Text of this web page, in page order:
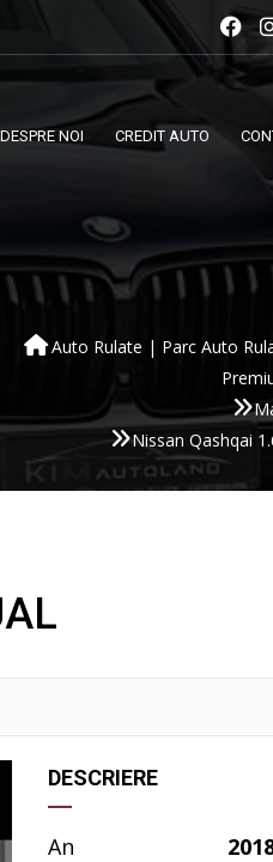
DESPRE NOI CREDIT AUTO
Auto Rulate | Parc Auto
Nissan Qashqai
DESCRIERE
An